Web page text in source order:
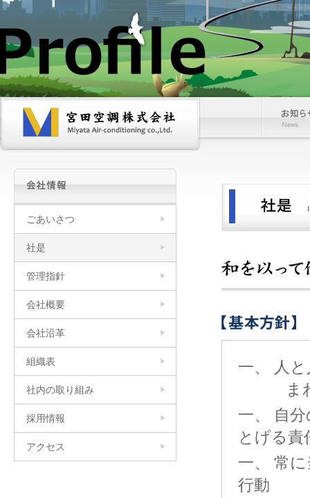
調
一、 人
まわり
一、 自
とげる責
一、 常
行動
ごあいさつ
社是
管理指針
会社概要
会社沿革
組織表
社内の取り組み
採用情報
アクセス